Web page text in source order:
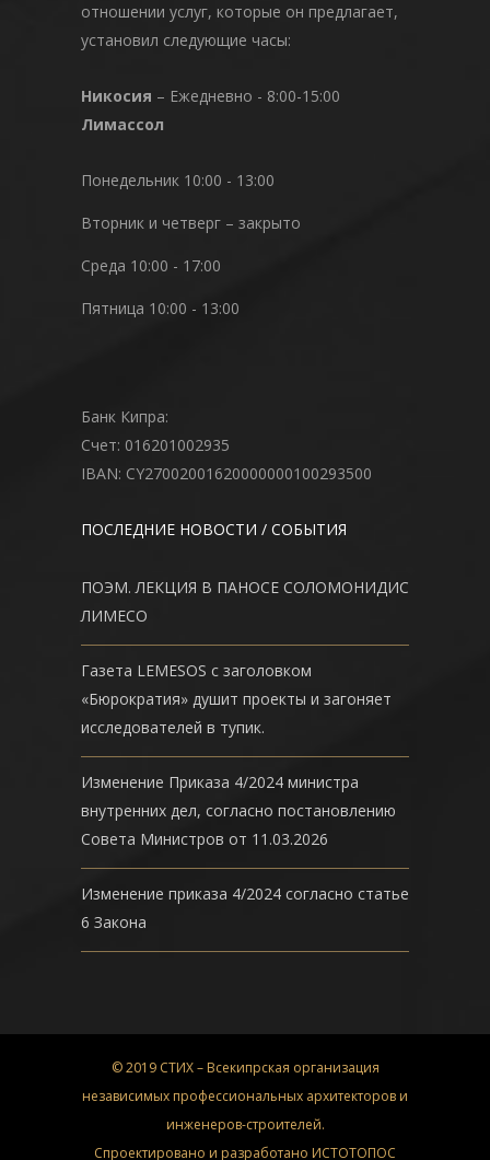
отношении услуг, которые он предлагает,
установил следующие часы:
Никосия – Ежедневно - 8:00-15:00
Лимассол
Понедельник 10:00 - 13:00
Вторник и четверг – закрыто
Среда 10:00 - 17:00
Пятница 10:00 - 13:00
Банк Кипра:
Счет: 016201002935
IBAN: CY27002001620000000100293500
ПОСЛЕДНИЕ НОВОСТИ / СОБЫТИЯ
ПОЭМ. ЛЕКЦИЯ В ПАНОСЕ СОЛОМОНИДИС
ЛИМЕСО
Газета LEMESOS с заголовком
«Бюрократия» душит проекты и загоняет
исследователей в тупик.
Изменение Приказа 4/2024 министра
внутренних дел, согласно постановлению
Совета Министров от 11.03.2026
Изменение приказа 4/2024 согласно статье
6 Закона
© 2019 СТИХ – Всекипрская организация
независимых профессиональных архитекторов и
инженеров-строителей.
Спроектировано и разработано ИСТОТОПОС